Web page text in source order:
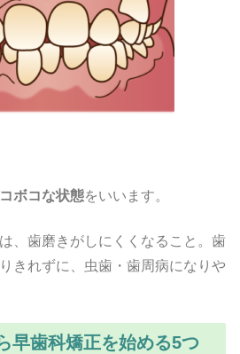
ボコな状態をいいます。
、歯磨きがしにくくなること。歯
きれずに、虫歯・歯周病になりや
早歯科矯正を始める5つ